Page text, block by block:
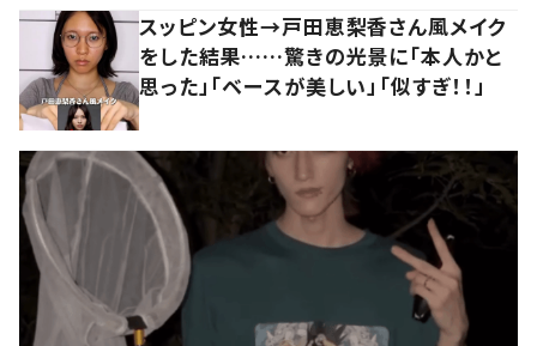
スッピン女性→戸田恵梨香さん風メイク
をした結果……驚きの光景に「本人かと
思った」「ベースが美しい」「似すぎ！！」